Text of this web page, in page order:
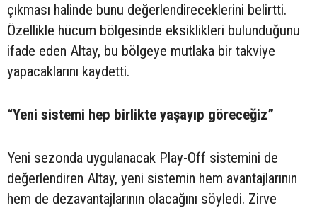
çıkması halinde bunu değerlendireceklerini belirtti.
Özellikle hücum bölgesinde eksiklikleri bulunduğunu
ifade eden Altay, bu bölgeye mutlaka bir takviye
yapacaklarını kaydetti.
“Yeni sistemi hep birlikte yaşayıp göreceğiz”
Yeni sezonda uygulanacak Play-Off sistemini de
değerlendiren Altay, yeni sistemin hem avantajlarının
hem de dezavantajlarının olacağını söyledi. Zirve